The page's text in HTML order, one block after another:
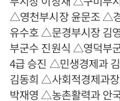
△영천부시장 윤문조 △
유수호 △문경부시장 김
부군수 진원식 △영덕부
4급 승진 △민생경제과
김동희 △사회적경제과
박재영 △농촌활력과 안